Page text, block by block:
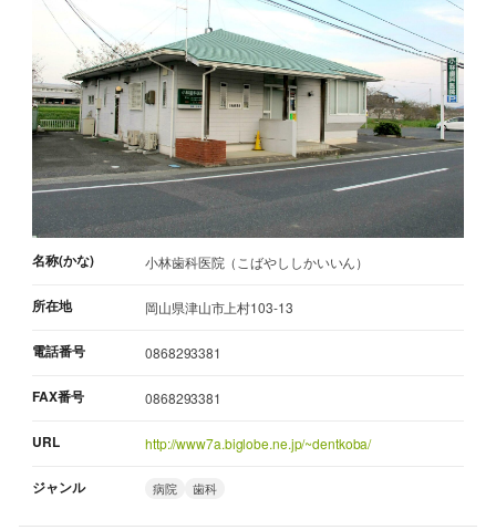
名称(かな) 小林歯科医院（こばやししかいいん）
所在地 岡山県津山市上村103-13
電話番号 0868293381
FAX番号 0868293381
URL http://www7a.biglobe.ne.jp/~dentkoba/
ジャンル 病院 歯科